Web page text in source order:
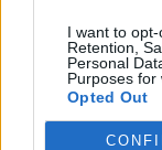
I want to opt-
Retention,
Personal
Purposes for
Opted Out